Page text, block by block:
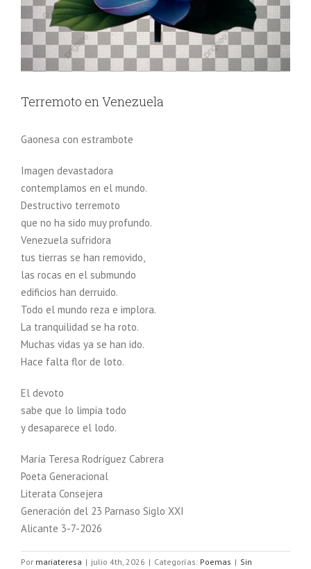
Terremoto en Venezuela
Gaonesa con estrambote
Imagen devastadora
contemplamos en el mundo.
Destructivo terremoto
que no ha sido muy profundo.
Venezuela sufridora
tus tierras se han removido,
las rocas en el submundo
edificios han derruido.
Todo el mundo reza e implora.
La tranquilidad se ha roto.
Muchas vidas ya se han ido.
Hace falta flor de loto.
El devoto
sabe que lo limpia todo
y desaparece el lodo.
María Teresa Rodríguez Cabrera
Poeta Generacional
Literata Consejera
Generación del 23 Parnaso Siglo XXI
Alicante 3-7-2026
Por mariateresa | julio 4th, 2026 | Categorías: Poemas | Sin